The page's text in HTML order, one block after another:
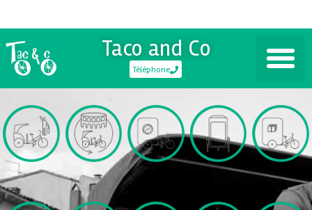
Taco and Co
Téléphone